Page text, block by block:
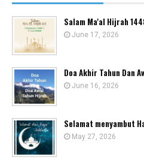
Salam Ma'al Hijrah
June 17, 2026
Doa Akhir Tahun Dan
June 16, 2026
Selamat menyambut
May 27, 2026